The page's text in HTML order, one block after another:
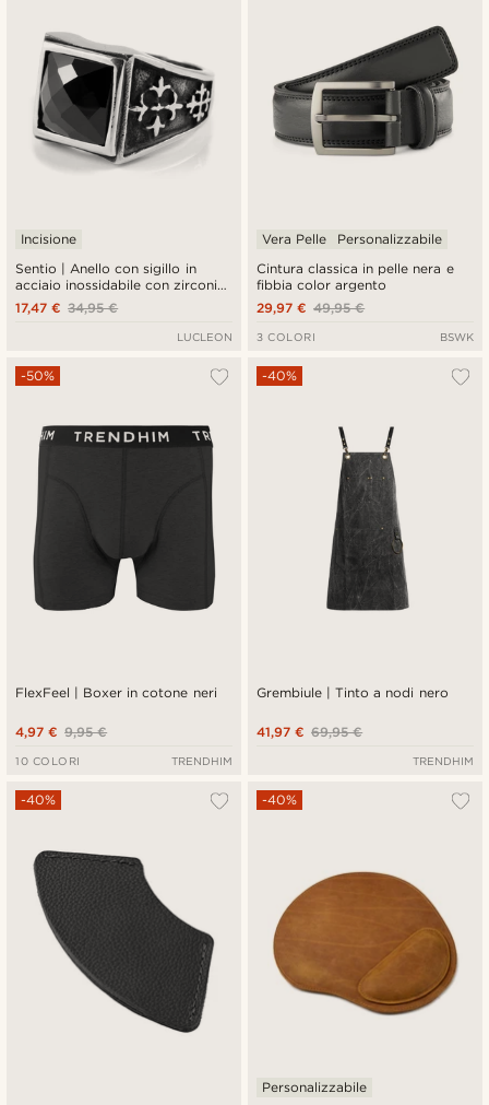
Sentio | Anello con sigillo in
acciaio inossidabile con zirconia
nera
Incisione
34,95 €
17,47 €
LUCLEON
Cintura classica in pelle nera e
fibbia color argento
Vera Pelle Personalizzabile
49,95 €
29,97 €
3 COLORI BSWK
FlexFeel | Boxer in cotone neri
-50%
9,95 €
4,97 €
10 COLORI TRENDHIM
Grembiule | Tinto a nodi nero
-40%
69,95 €
41,97 €
TRENDHIM
-40% -40%
Personalizzabile